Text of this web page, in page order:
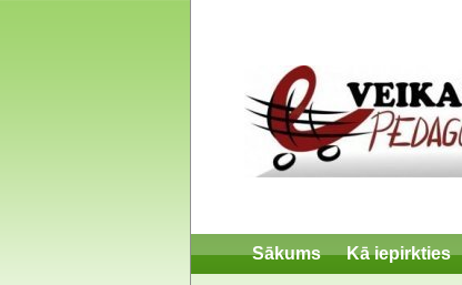
Sākums Kā iepirkties